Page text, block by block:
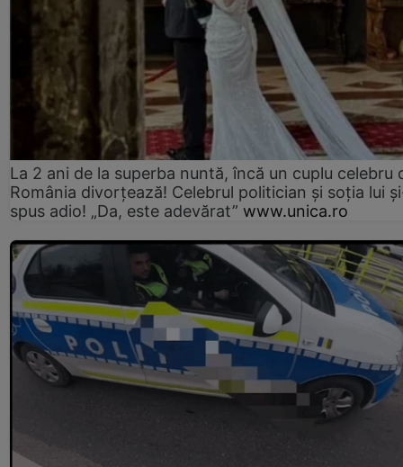
La 2 ani de la superba nuntă, încă un cuplu celebru
România divorțează! Celebrul politician și soția lui
spus adio! „Da, este adevărat” www.unica.ro